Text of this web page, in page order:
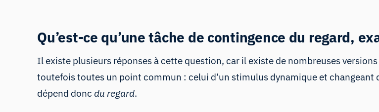
Qu’est-ce qu’une tâche de contingence du regard,
Il existe plusieurs réponses à cette question, car il existe de nombreuses
toutefois toutes un point commun : celui d’un stimulus dynamique et
dépend donc du regard.